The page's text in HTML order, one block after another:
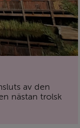
av den
nästan trolsk